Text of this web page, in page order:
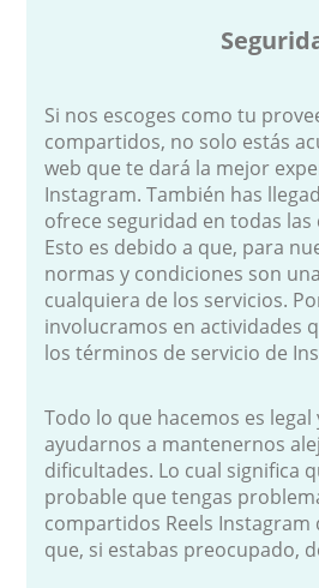
Si nos escoges como tu
compartidos, no solo estás
web que te dará la mejor
Instagram. También has
ofrece seguridad en todas las
Esto es debido a que, para
normas y condiciones son
cualquiera de los servicios.
involucramos en actividades
los términos de servicio de
Todo lo que hacemos es legal
ayudarnos a mantenernos
dificultades. Lo cual significa
probable que tengas
compartidos Reels Instagram
que, si estabas preocupado,